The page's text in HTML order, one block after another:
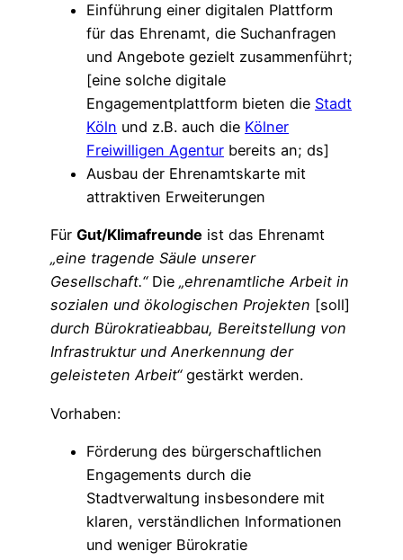
Einführung einer digitalen Plattform
für das Ehrenamt, die Suchanfragen
und Angebote gezielt zusammenführt;
[eine solche digitale
Engagementplattform bieten die Stadt
Köln und z.B. auch die Kölner
Freiwilligen Agentur bereits an; ds]
Ausbau der Ehrenamtskarte mit
attraktiven Erweiterungen
Für Gut/Klimafreunde ist das Ehrenamt
„eine tragende Säule unserer
Gesellschaft.“ Die „ehrenamtliche Arbeit in
sozialen und ökologischen Projekten [soll]
durch Bürokratieabbau, Bereitstellung von
Infrastruktur und Anerkennung der
geleisteten Arbeit“gestärkt werden.
Vorhaben:
Förderung des bürgerschaftlichen
Engagements durch die
Stadtverwaltung insbesondere mit
klaren, verständlichen Informationen
und weniger Bürokratie